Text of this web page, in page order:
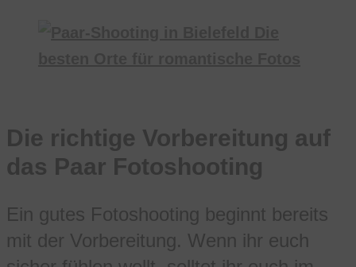
Die richtige Vorbereitung auf
das Paar Fotoshooting
Ein gutes Fotoshooting beginnt bereits
mit der Vorbereitung. Wenn ihr euch